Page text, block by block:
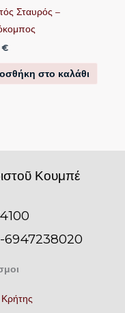
Σταυρός –
€
στο καλάθι
Κουμπέ
6947238020
Κρήτης